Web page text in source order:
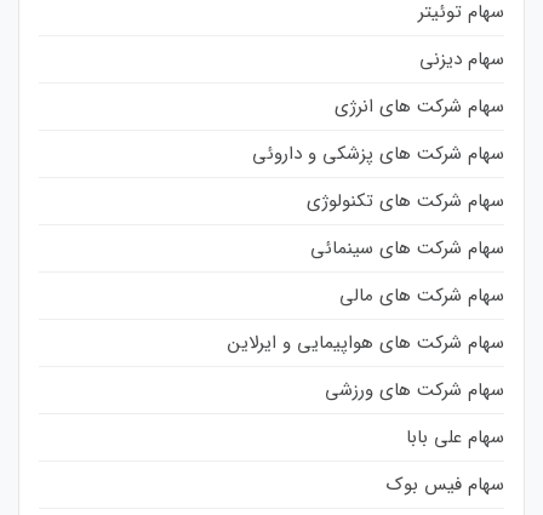
سهام توئیتر
سهام دیزنی
سهام شرکت های انرژی
سهام شرکت های پزشکی و داروئی
سهام شرکت های تکنولوژی
سهام شرکت های سینمائی
سهام شرکت های مالی
سهام شرکت های هواپیمایی و ایرلاین
سهام شرکت های ورزشی
سهام علی بابا
سهام فیس بوک